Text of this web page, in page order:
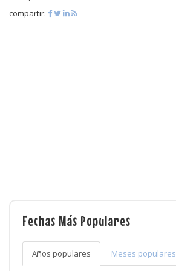
compartir:
Fechas Más Populares
Años populares Meses populares